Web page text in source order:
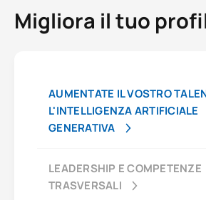
Migliora il tuo
AUMENTATE IL VOSTRO
L'INTELLIGENZA ARTIFICIALE
GENERATIVA
LEADERSHIP E COMPETENZE
TRASVERSALI